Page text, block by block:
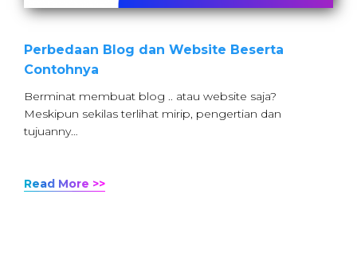
Perbedaan Blog dan Website Beserta
Contohnya
Berminat membuat blog .. atau website saja?
Meskipun sekilas terlihat mirip, pengertian dan
tujuanny…
Read More >>